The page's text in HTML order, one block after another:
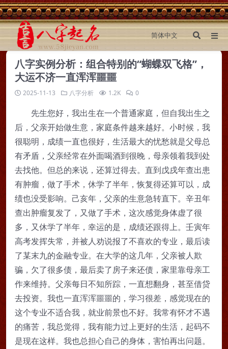
八字实例分析：组合特别的“蝴蝶双飞格”，
大运不济一直浑浑噩噩
2025-11-13 八字分析 1.2K 0
先生您好，我出生在一个普通家庭，但自我出生之
后，父亲开始做生意，家庭条件越来越好。小时候，我
很聪明，成绩一直也很好，生活最大的忧愁就是父母总
有矛盾，父亲经常在外面喝酒到很晚，母亲领着我到处
去找他。但总的来说，还算过得去。直到戊戌年查出患
有肿瘤，做了手术，休学了半年，恢复得还算可以，成
绩也没受影响。己亥年，父亲的生意急转直下。辛丑年
查出肿瘤复发了，又做了手术，这次感觉身体虚了很
多，又休学了半年，幸运的是，成绩还跟得上。壬寅年
高考发挥失常，并被人劝说报了不喜欢的专业，最后读
了某末九的金融专业。在大学的这几年，父亲被人欺
骗，欠了很多债，最后卖了房子来还债，家里靠母亲工
作来维持。父亲每日不知所踪，一直想翻身，甚至借贷
去投资。我也一直浑浑噩噩的，学习很差，感觉现在的
这个专业不适合我，就业前景也不好。我常有怀才不遇
的痛苦，我总觉得，我有能力过上更好的生活，起码不
是现在这样。我也总担心自己的身体，害怕再出问题。